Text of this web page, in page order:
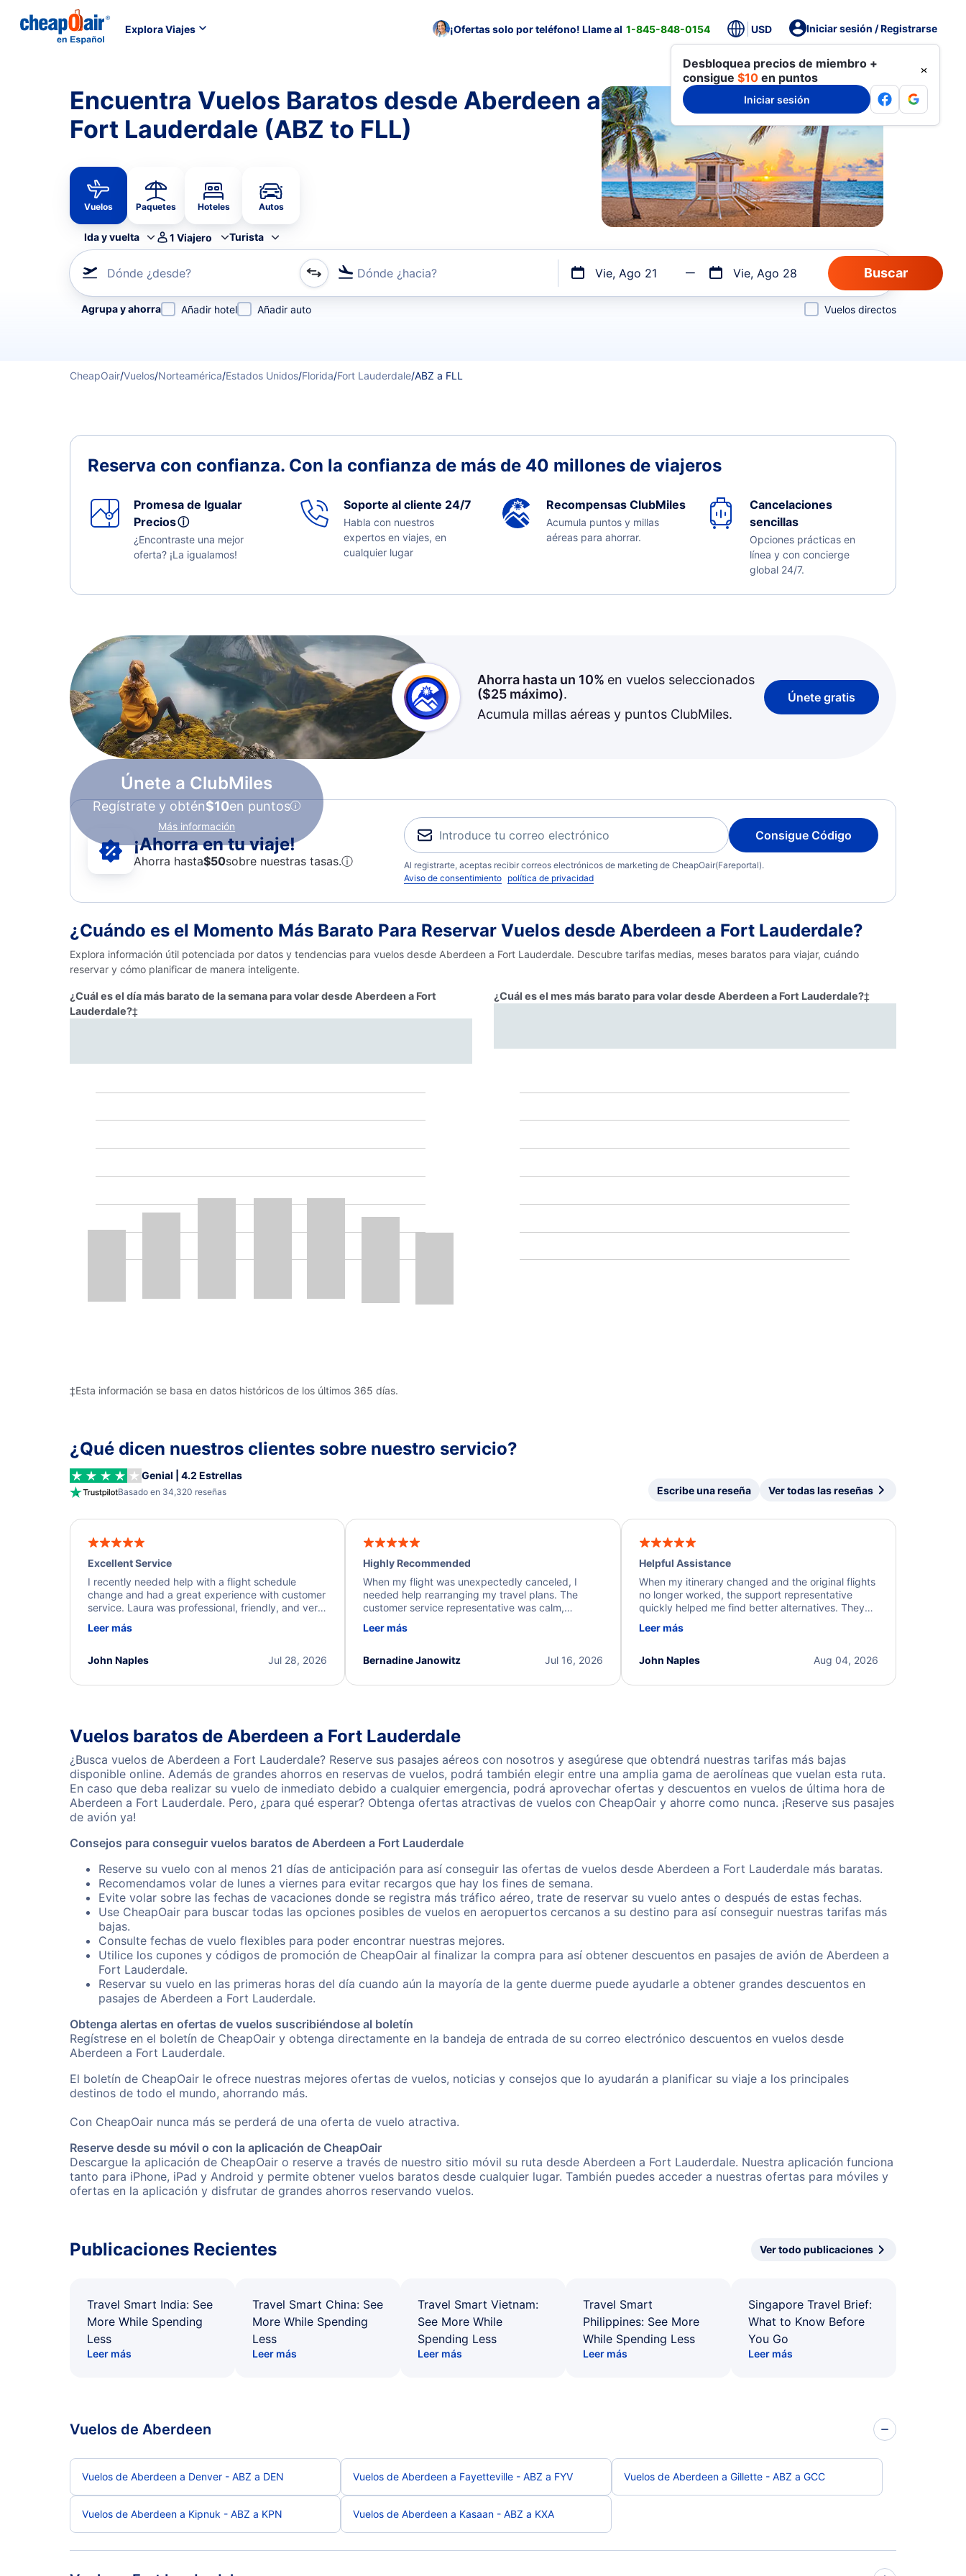
Explora Viajes ¡Ofertas solo por teléfono! Llame al 1-845-848-0154 USD Iniciar sesión / Registrarse
Desbloquea precios de miembro +
consigue $10 en puntos
Iniciar sesión
Encuentra Vuelos Baratos desde Aberdeen a
Fort Lauderdale (ABZ to FLL)
Vuelos Paquetes Hoteles Autos
Ida y vuelta 1 Viajero Turista
Dónde ¿desde? Dónde ¿hacia? Vie, Ago 21 Vie, Ago 28
Refina tu búsqueda por aerolínea, por ciudad o aeropuerto o por vuelos directos
Agrupa y ahorra Añadir hotel Añadir auto Vuelos directos
CheapOair/Vuelos/Norteamérica/Estados Unidos/Florida/Fort Lauderdale/ABZ a FLL
Reserva con confianza. Con la confianza de más de 40 millones de viajeros
Promesa de Igualar
Preciosⓘ
¿Encontraste una mejor
oferta? ¡La igualamos!
Soporte al cliente 24/7
Habla con nuestros
expertos en viajes, en
cualquier lugar
Recompensas ClubMiles
Acumula puntos y millas
aéreas para ahorrar.
Cancelaciones
sencillas
Opciones prácticas en
línea y con concierge
global 24/7.
Únete a ClubMiles
Regístrate y obtén$10en puntos
Más información
Ahorra hasta un 10% en vuelos seleccionados
($25máximo).
Acumula millas aéreas y puntos ClubMiles.
Únete gratis
¡Ahorra en tu viaje!
Ahorra hasta$50sobre nuestras tasas.ⓘ
Consigue Código
Al registrarte, aceptas recibir correos electrónicos de marketing de CheapOair(Fareportal).
Aviso de consentimiento política de privacidad
¿Cuándo es el Momento Más Barato Para Reservar Vuelos desde Aberdeen a Fort Lauderdale?
Explora información útil potenciada por datos y tendencias para vuelos desde Aberdeen a Fort Lauderdale. Descubre tarifas medias, meses baratos para viajar, cuándo
reservar y cómo planificar de manera inteligente.
¿Cuál es el día más barato de la semana para volar desde Aberdeen a Fort
Lauderdale?‡
¿Cuál es el mes más barato para volar desde Aberdeen a Fort Lauderdale?‡
‡Esta información se basa en datos históricos de los últimos 365 días.
¿Qué dicen nuestros clientes sobre nuestro servicio?
Genial | 4.2 Estrellas
Basado en 34,320 reseñas Escribe una reseña Ver todas las reseñas
Excellent Service
I recently needed help with a flight schedule
change and had a great experience with customer
service. Laura was professional, friendly, and very
a solution and kept me informed of the next steps.
Leer más
Jul 28, 2026
John Naples
Highly Recommended
When my flight was unexpectedly canceled, I
needed help rearranging my travel plans. The
customer service representative was calm,
process. They quickly found alternative flight
I truly appreciate the excellent support and
Leer más
Jul 16, 2026
Bernadine Janowitz
Helpful Assistance
When my itinerary changed and the original flights
no longer worked, the support representative
quickly helped me find better alternatives. They
beyond to resolve the issue. I'm grateful for the
Leer más
Aug 04, 2026
John Naples
Vuelos baratos de Aberdeen a Fort Lauderdale
¿Busca vuelos de Aberdeen a Fort Lauderdale? Reserve sus pasajes aéreos con nosotros y asegúrese que obtendrá nuestras tarifas más bajas
disponible online. Además de grandes ahorros en reservas de vuelos, podrá también elegir entre una amplia gama de aerolíneas que vuelan esta ruta.
En caso que deba realizar su vuelo de inmediato debido a cualquier emergencia, podrá aprovechar ofertas y descuentos en vuelos de última hora de
Aberdeen a Fort Lauderdale. Pero, ¿para qué esperar? Obtenga ofertas atractivas de vuelos con CheapOair y ahorre como nunca. ¡Reserve sus pasajes
de avión ya!
Consejos para conseguir vuelos baratos de Aberdeen a Fort Lauderdale
Reserve su vuelo con al menos 21 días de anticipación para así conseguir las ofertas de vuelos desde Aberdeen a Fort Lauderdale más baratas.
Recomendamos volar de lunes a viernes para evitar recargos que hay los fines de semana.
Evite volar sobre las fechas de vacaciones donde se registra más tráfico aéreo, trate de reservar su vuelo antes o después de estas fechas.
Use CheapOair para buscar todas las opciones posibles de vuelos en aeropuertos cercanos a su destino para así conseguir nuestras tarifas más
bajas.
Consulte fechas de vuelo flexibles para poder encontrar nuestras mejores.
Utilice los cupones y códigos de promoción de CheapOair al finalizar la compra para así obtener descuentos en pasajes de avión de Aberdeen a
Fort Lauderdale.
Reservar su vuelo en las primeras horas del día cuando aún la mayoría de la gente duerme puede ayudarle a obtener grandes descuentos en
pasajes de Aberdeen a Fort Lauderdale.
Obtenga alertas en ofertas de vuelos suscribiéndose al boletín
Regístrese en el boletín de CheapOair y obtenga directamente en la bandeja de entrada de su correo electrónico descuentos en vuelos desde
Aberdeen a Fort Lauderdale.
El boletín de CheapOair le ofrece nuestras mejores ofertas de vuelos, noticias y consejos que lo ayudarán a planificar su viaje a los principales
destinos de todo el mundo, ahorrando más.
Con CheapOair nunca más se perderá de una oferta de vuelo atractiva.
Reserve desde su móvil o con la aplicación de CheapOair
Descargue la aplicación de CheapOair o reserve a través de nuestro sitio móvil su ruta desde Aberdeen a Fort Lauderdale. Nuestra aplicación funciona
tanto para iPhone, iPad y Android y permite obtener vuelos baratos desde cualquier lugar. También puedes acceder a nuestras ofertas para móviles y
ofertas en la aplicación y disfrutar de grandes ahorros reservando vuelos.
Publicaciones Recientes Ver todo publicaciones
Travel Smart India: See
More While Spending
Less
Leer más
Travel Smart China: See
More While Spending
Less
Leer más
Travel Smart Vietnam:
See More While
Spending Less
Leer más
Travel Smart
Philippines: See More
While Spending Less
Leer más
Singapore Travel Brief:
What to Know Before
You Go
Leer más
Vuelos de Aberdeen
Vuelos de Aberdeen a Denver - ABZ a DEN Vuelos de Aberdeen a Fayetteville - ABZ a FYV Vuelos de Aberdeen a Gillette - ABZ a GCC
Vuelos de Aberdeen a Kipnuk - ABZ a KPN Vuelos de Aberdeen a Kasaan - ABZ a KXA